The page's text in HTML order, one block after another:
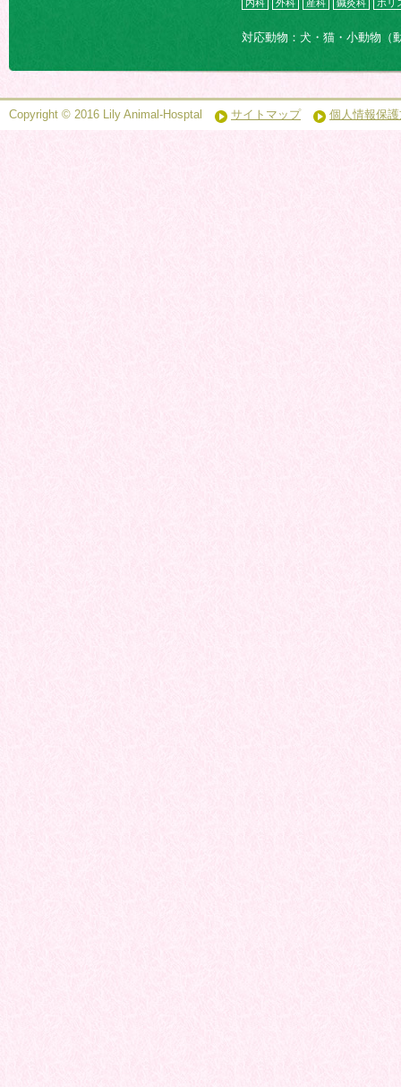
内科 外科 産科 鍼灸科 ホリ
対応動物：犬・猫・小動物（
Copyright © 2016 Lily Animal-Hosptal サイトマップ 個人情報保